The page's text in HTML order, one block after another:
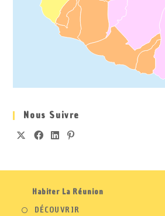
Nous Suivre
Habiter La Réunion
DÉCOUVRIR